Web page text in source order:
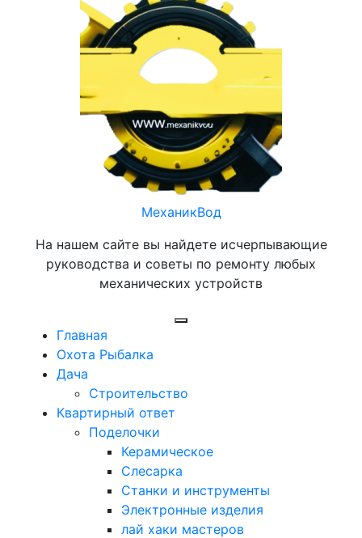
содержимому
МеханикВод
На нашем сайте вы найдете исчерпывающие
руководства и советы по ремонту любых
механических устройств
Главная
Охота Рыбалка
Дача
Строительство
Квартирный ответ
Поделочки
Керамическое
Слесарка
Станки и инструменты
Электронные изделия
лай хаки мастеров